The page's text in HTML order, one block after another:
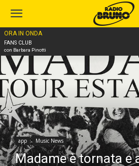
ORA IN ONDA
FANS CLUB
con Barbara Pinotti
Home
app Music News
Madame è tornata e